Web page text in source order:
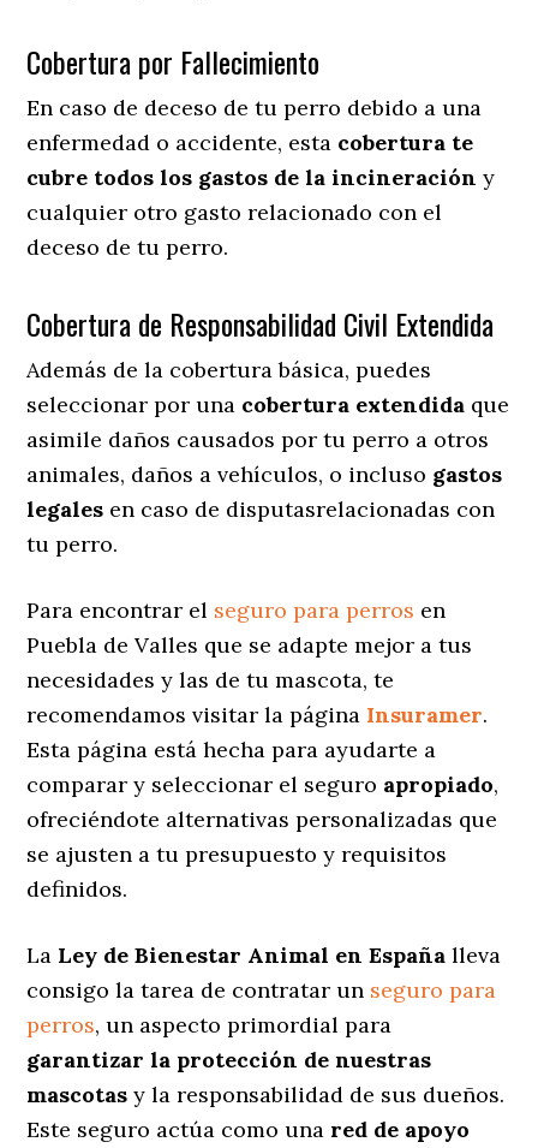
Cobertura por Fallecimiento
En caso de deceso de tu perro debido a una
enfermedad o accidente, esta cobertura te
cubre todos los gastos de la incineración y
cualquier otro gasto relacionado con el
deceso de tu perro.
Cobertura de Responsabilidad Civil Extendida
Además de la cobertura básica, puedes
seleccionar por una cobertura extendida que
asimile daños causados por tu perro a otros
animales, daños a vehículos, o incluso gastos
legales en caso de disputasrelacionadas con
tu perro.
Para encontrar el seguro para perros en
Puebla de Valles que se adapte mejor a tus
necesidades y las de tu mascota, te
recomendamos visitar la página Insuramer.
Esta página está hecha para ayudarte a
comparar y seleccionar el seguro apropiado,
ofreciéndote alternativas personalizadas que
se ajusten a tu presupuesto y requisitos
definidos.
La Ley de Bienestar Animal en España lleva
consigo la tarea de contratar un seguro para
perros, un aspecto primordial para
garantizar la protección de nuestras
mascotas y la responsabilidad de sus dueños.
Este seguro actúa como una red de apoyo